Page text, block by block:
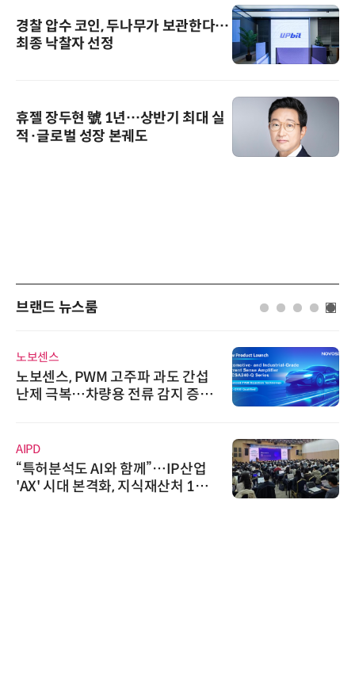
경찰 압수 코인, 두나무가 보관한다…
최종 낙찰자 선정
휴젤 장두현 號 1년…상반기 최대 실
적·글로벌 성장 본궤도
브랜드 뉴스룸
노보센스
노보센스, PWM 고주파 과도 간섭
난제 극복…차량용 전류 감지 증폭
AIPD
“특허분석도 AI와 함께”…IP산업
'AX' 시대 본격화, 지식재산처 1호